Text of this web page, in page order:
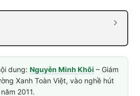
dung: Nguyễn Minh Khôi – Giám
Xanh Toàn Việt, vào nghề hút
2011.